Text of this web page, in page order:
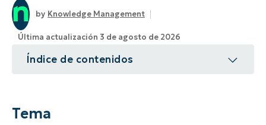
Knowledge Management
Última actualización 3 de agosto de 2026
Índice de contenidos
Tema